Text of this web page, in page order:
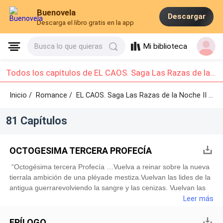
Buenovela
Descarga el libro gratis en la app
Descargar
Busca lo que quieras Mi biblioteca
Todos los capítulos de EL CAOS. Saga Las Razas de la Noche II: Capítulo 1 - Capítulo 10
Inicio / Romance/EL CAOS. Saga Las Razas de la Noche II /
81 Capítulos
OCTOGESIMA TERCERA PROFECÍA
“Octogésima tercera Profecía …Vuelva a reinar sobre la nueva
tierrala ambición de una pléyade mestiza.Vuelvan las lides de la
antigua guerrarevolviendo la sangre y las cenizas. Vuelvan las
de la noche. ¡Desoíd los ardides y la veniacon que el traidor
Leer más